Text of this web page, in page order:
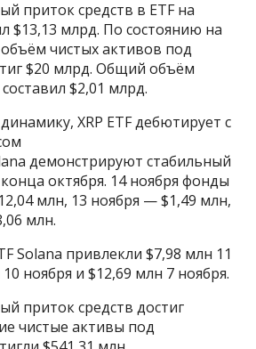
приток средств в ETF на
$13,13 млрд. По состоянию на
чистых активов под
$20 млрд. Общий объём
$2,01 млрд.
XRP ETF дебютирует с
демонстрируют стабильный
октября. 14 ноября фонды
млн, 13 ноября — $1,49 млн,
млн.
Solana привлекли $7,98 млн 11
ноября и $12,69 млн 7 ноября.
приток средств достиг
чистые активы под